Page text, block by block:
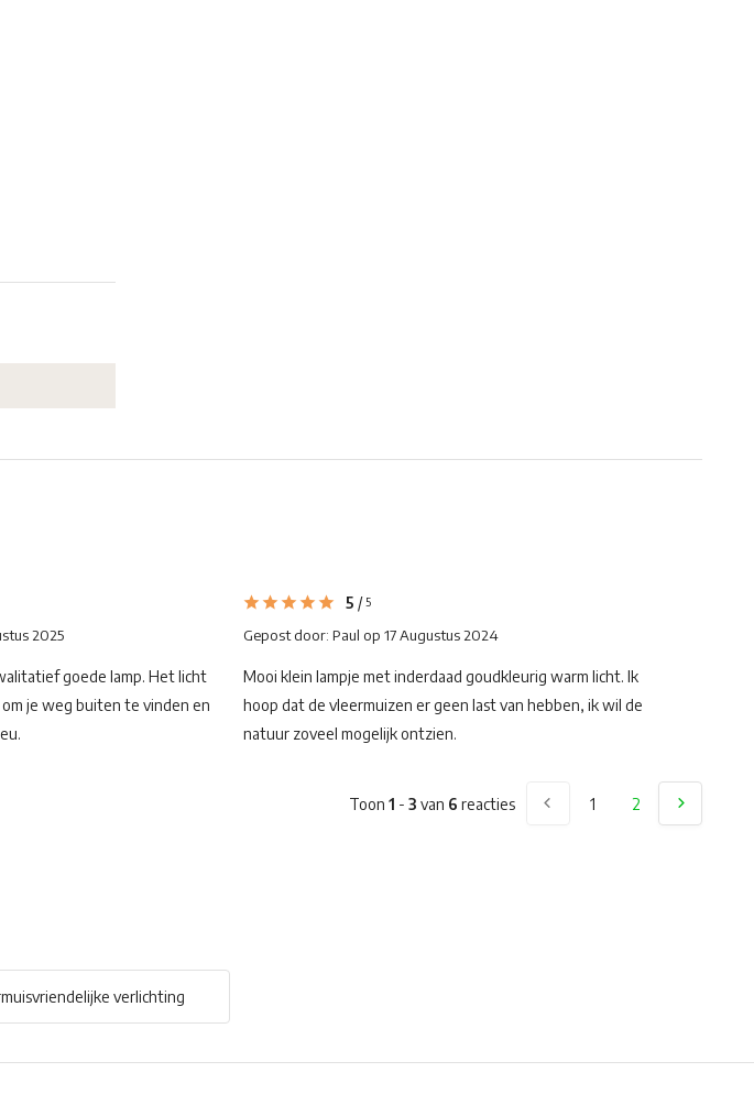
2025
goede lamp. Het licht
je weg buiten te vinden en
5 /5
Gepost door:Paul op 17 Augustus 2024
Mooi klein lampje met inderdaad goudkleurig warm licht. Ik
hoop dat de vleermuizen er geen last van hebben, ik wil de
natuur zoveel mogelijk ontzien.
Toon 1 - 3 van 6 reacties 1 2
verlichting